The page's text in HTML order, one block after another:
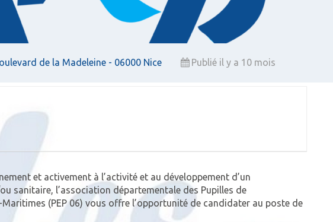
de la Madeleine - 06000 Nice Publié il y a 10 mois
et activement à l’activité et au développement d’un
sanitaire, l’association départementale des Pupilles de
Maritimes (PEP 06) vous offre l’opportunité de candidater au poste de